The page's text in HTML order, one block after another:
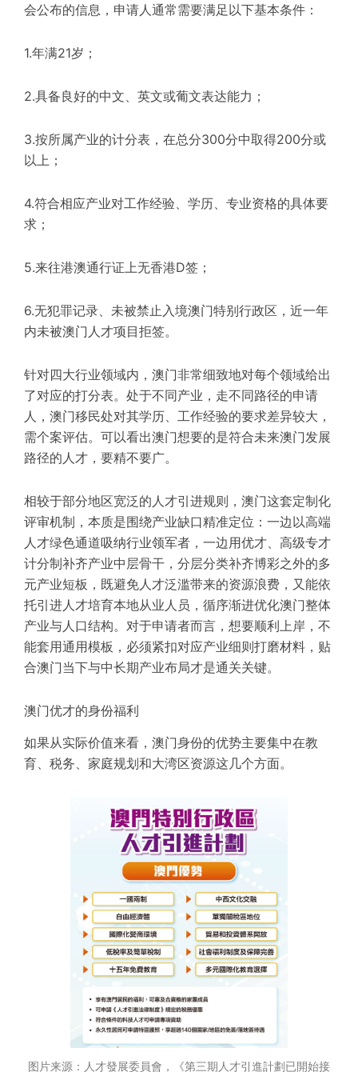
会公布的信息，申请人通常需要满足以下基本条件：
1.年满21岁；
2.具备良好的中文、英文或葡文表达能力；
3.按所属产业的计分表，在总分300分中取得200分或
以上；
4.符合相应产业对工作经验、学历、专业资格的具体要
求；
5.来往港澳通行证上无香港D签；
6.无犯罪记录、未被禁止入境澳门特别行政区，近一年
内未被澳门人才项目拒签。
针对四大行业领域内，澳门非常细致地对每个领域给出
了对应的打分表。处于不同产业，走不同路径的申请
人，澳门移民处对其学历、工作经验的要求差异较大，
需个案评估。可以看出澳门想要的是符合未来澳门发展
路径的人才，要精不要广。
相较于部分地区宽泛的人才引进规则，澳门这套定制化
评审机制，本质是围绕产业缺口精准定位：一边以高端
人才绿色通道吸纳行业领军者，一边用优才、高级专才
计分制补齐产业中层骨干，分层分类补齐博彩之外的多
元产业短板，既避免人才泛滥带来的资源浪费，又能依
托引进人才培育本地从业人员，循序渐进优化澳门整体
产业与人口结构。对于申请者而言，想要顺利上岸，不
能套用通用模板，必须紧扣对应产业细则打磨材料，贴
合澳门当下与中长期产业布局才是通关关键。
澳门优才的身份福利
如果从实际价值来看，澳门身份的优势主要集中在教
育、税务、家庭规划和大湾区资源这几个方面。
图片来源：人才發展委員會，《第三期人才引進計劃已開始接